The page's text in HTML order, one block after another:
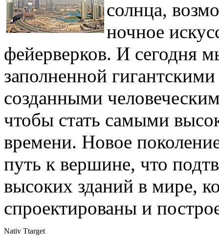
солнца,
ночное
фейерверков. И сегодня
заполненной
созданными
чтобы стать самыми
времени. Новое
путь к вершине, что
высоких зданий в мире,
спроектированы и
Nativ Ttarget